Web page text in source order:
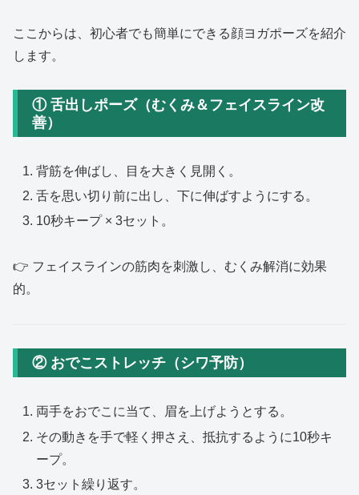
ここからは、初心者でも簡単にできる顔ヨガポーズを紹介
します。
① 舌出しポーズ（むくみ＆フェイスライン改
善）
背筋を伸ばし、目を大きく見開く。
舌を思い切り前に出し、下に伸ばすようにする。
10秒キープ × 3セット。
👉 フェイスラインの筋肉を刺激し、むくみ解消に効果
的。
② おでこストレッチ（シワ予防）
両手をおでこに当て、眉を上げようとする。
その動きを手で軽く押さえ、抵抗するように10秒キ
ープ。
3セット繰り返す。